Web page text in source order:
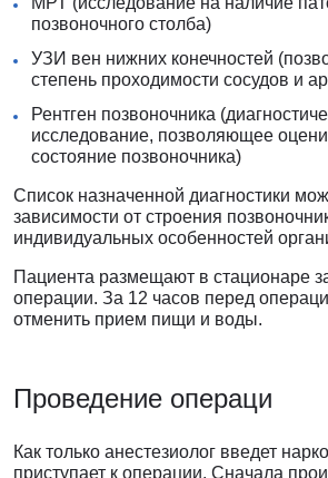
позвоночного столба)
УЗИ вен нижних конечностей
степень проходимости сосудов и
Рентген позвоночника
исследование, позволяющее
состояние позвоночника)
Список назначенной диагностики
зависимости от строения
индивидуальных особенностей
Пациента размещают в стационаре
операции. За 12 часов перед
отменить прием пищи и воды.
Проведение операци
Как только анестезиолог введет
приступает к операции. Сначала